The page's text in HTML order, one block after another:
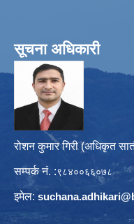
सूचना अधिकारी
रोशन कुमार गिरी (अधिकृत
सम्पर्क नं. :९८४००६६०७८
इमेल: suchana.adhikari@